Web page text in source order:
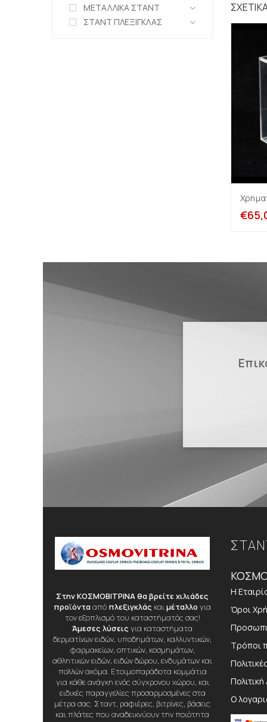
€
ΜΕΤΑΛΛΙΚΑ ΣΤΑΝΤ
ΣΤΑΝΤ ΠΛΕΞΙΓΚΛΑΣ
Στην ΚΟΣΜΟΒΙΤΡΙΝΑ θα βρείτε χιλιάδες
προϊόντααπό πλεξιγκλάς καιμέταλλο για
τον εξοπλισμό του καταστήματός σας!
Άμεσες λύσεις για καταστήματα
δερματίνων ειδών, υποδημάτων, καλλυντικών,
φαρμακείων, οπτικών, κοσμημάτων,
αθλητικών ειδών, ειδών δώρου, ενδυμάτων και
πολλών ακόμα. Ετοιμοπαράδοτα κομμάτια
για κάθε ανάγκη ενός σύγχρονου χώρου, και
ειδικές παραγγελίες προσαρμοσμένες στα
μέτρα σας. Σταντ, ραφιέρες, βιτρίνες, βάσεις
και πλάτες που αναδεικνύουν την ποιότητα
Η
Όροι
Τρόποι
Ο